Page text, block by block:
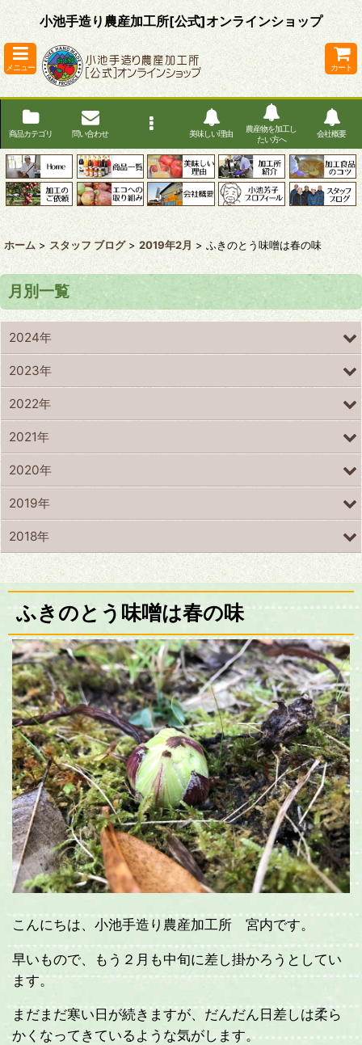
小池手造り農産加工所[公式]オンラインショップ
メニュー カート
商品カテゴリ 問い合わせ 美味しい理由
農産物を加工し
たい方へ
会社概要
ホーム > スタッフ ブログ > 2019年2月 > ふきのとう味噌は春の味
ふきのとう味噌は春の味
こんにちは、小池手造り農産加工所 宮内です。
早いもので、もう２月も中旬に差し掛かろうとしてい
ます。
まだまだ寒い日が続きますが、だんだん日差しは柔ら
かくなってきているような気がします。
月別一覧
2024年
2023年
2022年
2021年
2020年
2019年
2018年